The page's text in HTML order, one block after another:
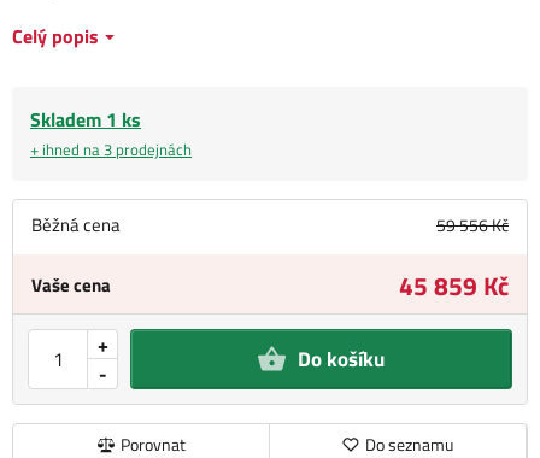
Běžná cena 59 556 Kč
Vaše cena 45 859 Kč
-
+ Do košíku
Porovnat
Do seznamu
Celý popis
Skladem 1 ks
+ ihned na 3 prodejnách